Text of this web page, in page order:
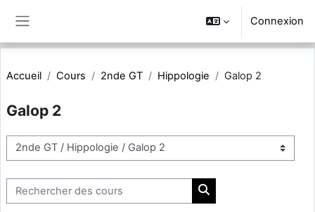
Connexion
Accueil Cours 2nde GT Hippologie Galop 2
Galop 2
Catégories de cours
Rechercher des cours
Rechercher des cours